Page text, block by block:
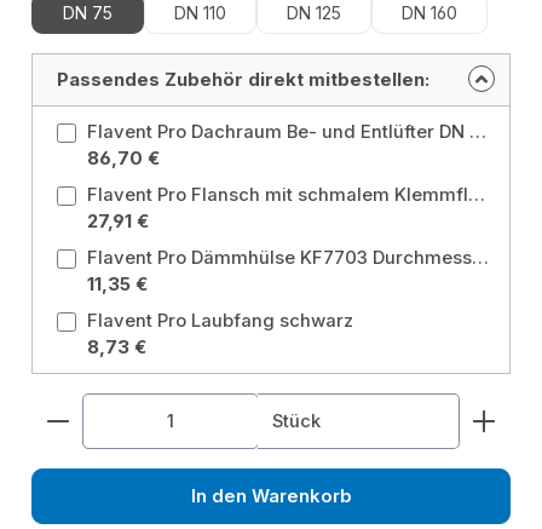
DN 75 DN 110 DN 125 DN 160
Passendes Zubehör direkt mitbestellen:
Flavent Pro Dachraum Be- und Entlüfter DN 75/ DN 110, mit Universal Klemm- und Schweißflansch ø 490mm Ausführung: Universal Klemm- und Schweißflansch für Bitumen und Kunststoff / Durchmesser: DN 75/ 110
86,70 €
Flavent Pro Flansch mit schmalem Klemmflansch Ausführung: Universal Klemmflansch für Kunststoff
27,91 €
Flavent Pro Dämmhülse KF7703 Durchmesser: DN 160
11,35 €
Flavent Pro Laubfang schwarz
8,73 €
Produkt Anzahl: Gib den gewünschten Wert
Stück
In den Warenkorb